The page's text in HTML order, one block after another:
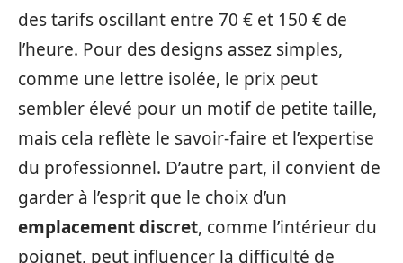
des tarifs oscillant entre 70 € et 150 € de
l’heure. Pour des designs assez simples,
comme une lettre isolée, le prix peut
sembler élevé pour un motif de petite taille,
mais cela reflète le savoir-faire et l’expertise
du professionnel. D’autre part, il convient de
garder à l’esprit que le choix d’un
emplacement discret, comme l’intérieur du
poignet, peut influencer la difficulté de